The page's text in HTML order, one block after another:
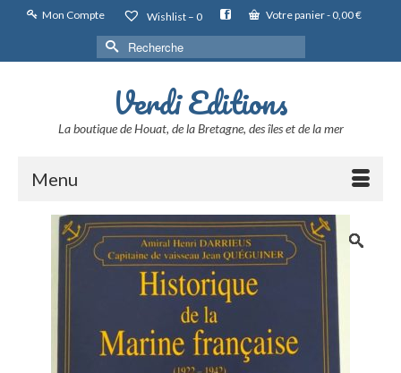
Mon Compte Wishlist – 0 Votre panier- 0,00€
Rechercher :
Verdi Editions
La boutique de Houat, de la Bretagne, des îles et de la mer
Menu